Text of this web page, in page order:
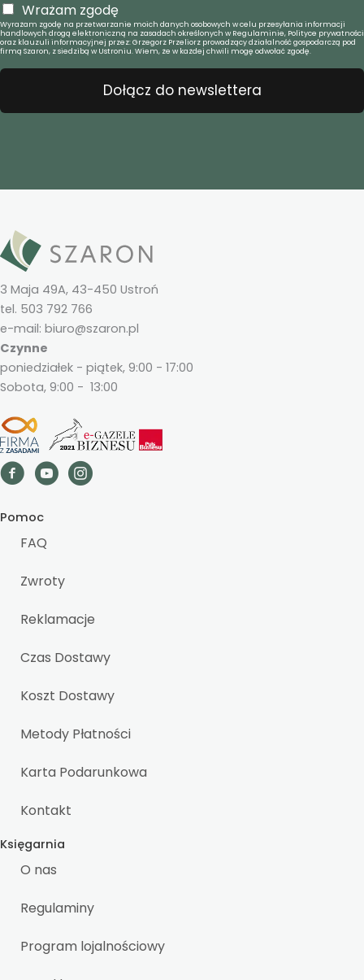
Wrażam zgodę
Wyrażam zgodę na przetwarzanie moich danych osobowych w celu przesyłania informacji
handlowych drogą elektroniczną na zasadach określonych w Regulaminie, Polityce prywatności
oraz klauzuli informacyjnej przez: Grzegorz Przeliorz prowadzący działalność gospodarczą pod
firmą Szaron, z siedzibą w Ustroniu. Wiem, że w każdej chwili mogę odwołać zgodę.
Dołącz do newslettera
3 Maja 49A, 43-450 Ustroń
tel. 503 792 766
e-mail: biuro@szaron.pl
Czynne
poniedziałek - piątek, 9:00 - 17:00
Sobota, 9:00 - 13:00
Pomoc
FAQ
Zwroty
Reklamacje
Czas Dostawy
Koszt Dostawy
Metody Płatności
Karta Podarunkowa
Kontakt
Księgarnia
O nas
Regulaminy
Program lojalnościowy